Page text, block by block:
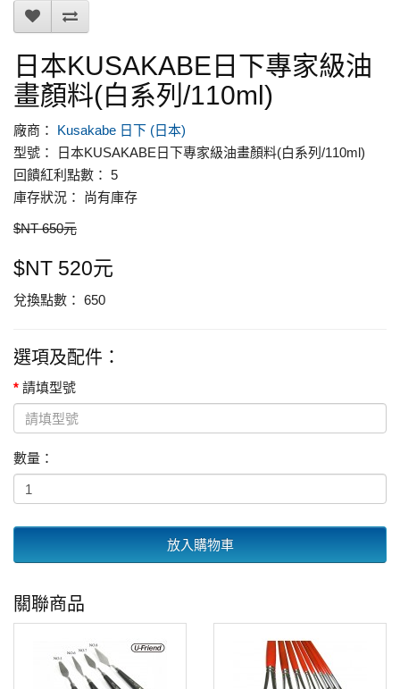
日本KUSAKABE日下專家級油
畫顏料(白系列/110ml)
廠商： Kusakabe 日下 (日本)
型號： 日本KUSAKABE日下專家級油畫顏料(白系列/110ml)
回饋紅利點數： 5
庫存狀況： 尚有庫存
$NT 650元
$NT 520元
兌換點數： 650
選項及配件：
請填型號
數量：
放入購物車
關聯商品